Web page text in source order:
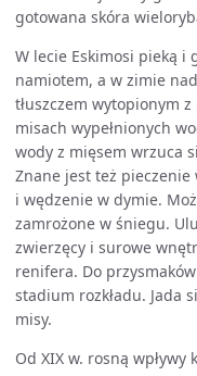
gotowana skóra
W lecie Eskimosi pieką
namiotem, a w zimie
tłuszczem wytopionym
misach wypełnionych
wody z mięsem wrzuca
Znane jest też pieczenie
i wędzenie w dymie.
zamrożone w śniegu.
zwierzęcy i surowe
renifera. Do
stadium rozkładu. Jada
misy.
Od XIX w. rosną